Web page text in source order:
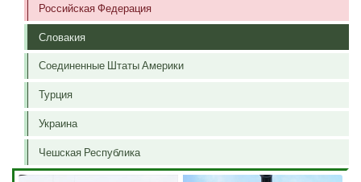
Российская Федерация
Словакия
Соединенные Штаты Америки
Турция
Украина
Чешская Республика